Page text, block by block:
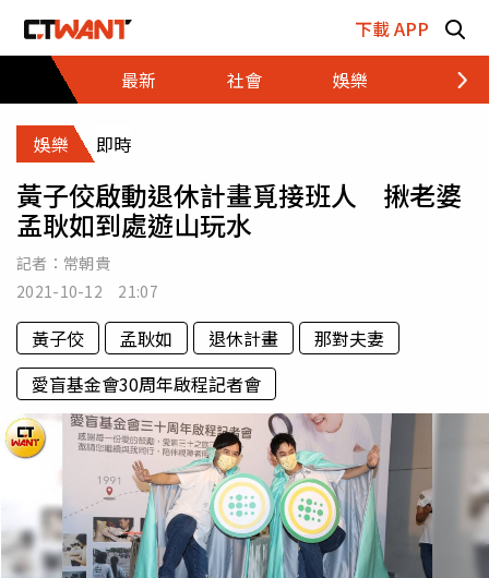
下載 APP
最新
社會 娛樂 財經
娛樂 即時
黃子佼啟動退休計畫覓接班人 揪老婆
孟耿如到處遊山玩水
記者： 常朝貴
2021-10-12 21:07
黃子佼 孟耿如 退休計畫
那對夫妻
愛盲基金會30周年啟程記者會